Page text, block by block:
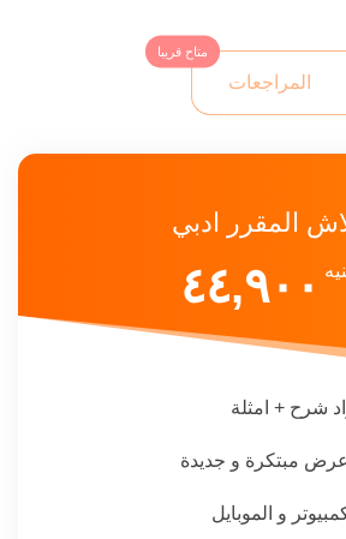
المراجعات
متاح قريبا
المقرر ادبي
٤٤,٩٠٠
شرح + امثلة
مبتكرة و جديدة
و الموبايل